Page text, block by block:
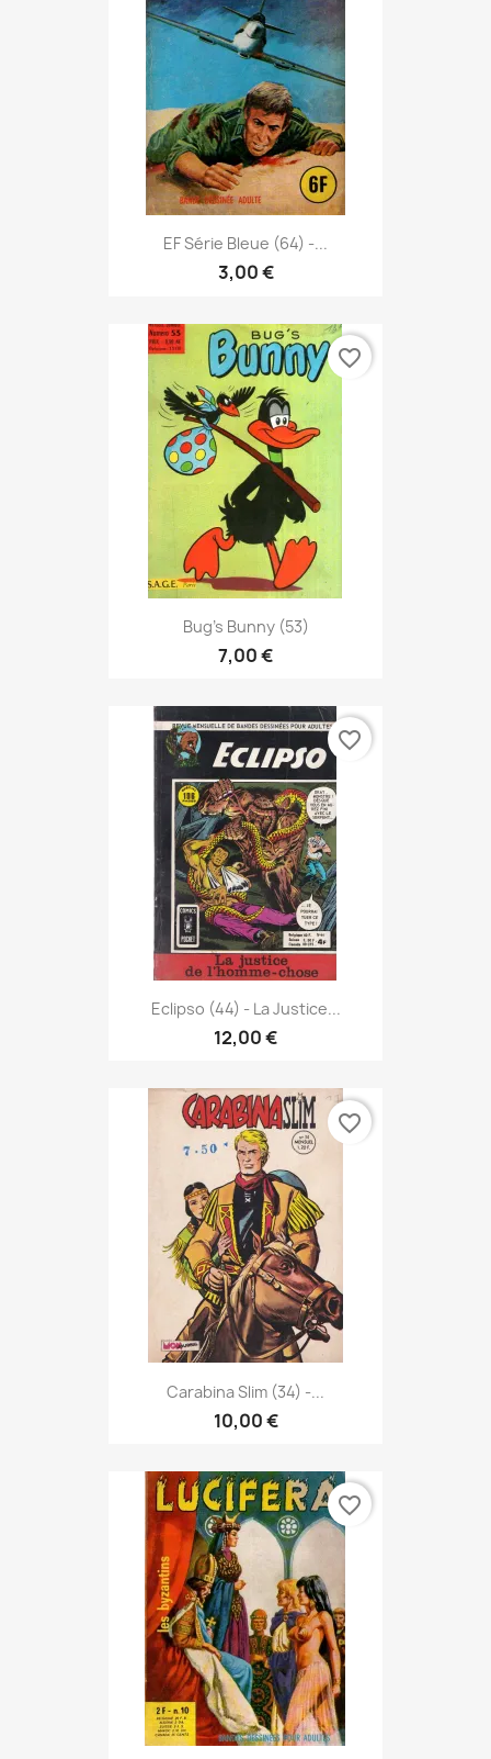
EF Série Bleue (64) -...
3,00 €
Bug's Bunny (53)
7,00 €
favorite_border
Eclipso (44) - La Justice...
12,00 €
favorite_border
Carabina Slim (34) -...
10,00 €
favorite_border
favorite_border